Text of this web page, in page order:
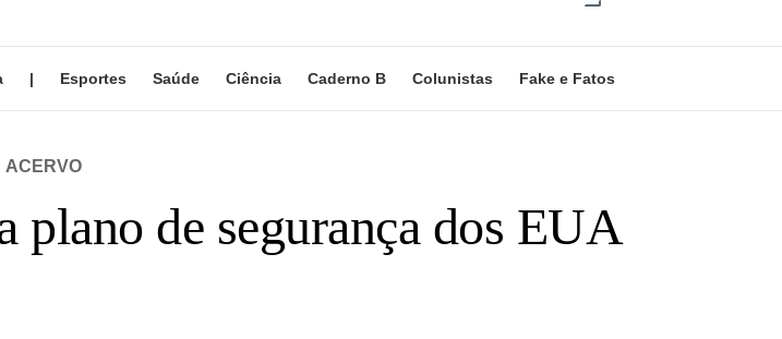
| Esportes Saúde Ciência Caderno B Colunistas Fake e Fatos
ACERVO
plano de segurança dos EUA